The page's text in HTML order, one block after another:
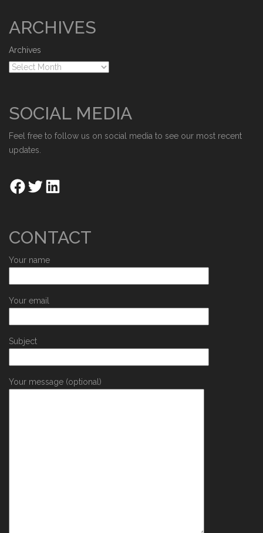
ARCHIVES
Archives
SOCIAL MEDIA
Feel free to follow us on social media to see our most recent
updates.
CONTACT
Your name
Your email
Subject
Your message (optional)